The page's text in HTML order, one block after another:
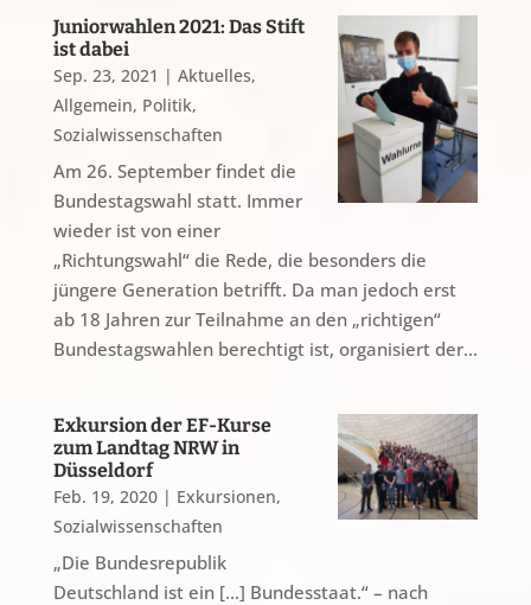
Juniorwahlen 2021: Das Stift
ist dabei
Sep. 23, 2021 | Aktuelles,
Allgemein, Politik,
Sozialwissenschaften
Am 26. September findet die
Bundestagswahl statt. Immer
wieder ist von einer
„Richtungswahl“ die Rede, die besonders die
jüngere Generation betrifft. Da man jedoch erst
ab 18 Jahren zur Teilnahme an den „richtigen“
Bundestagswahlen berechtigt ist, organisiert der...
Exkursion der EF-Kurse
zum Landtag NRW in
Düsseldorf
Feb. 19, 2020| Exkursionen,
Sozialwissenschaften
„Die Bundesrepublik
Deutschland ist ein [...] Bundesstaat.“ – nach